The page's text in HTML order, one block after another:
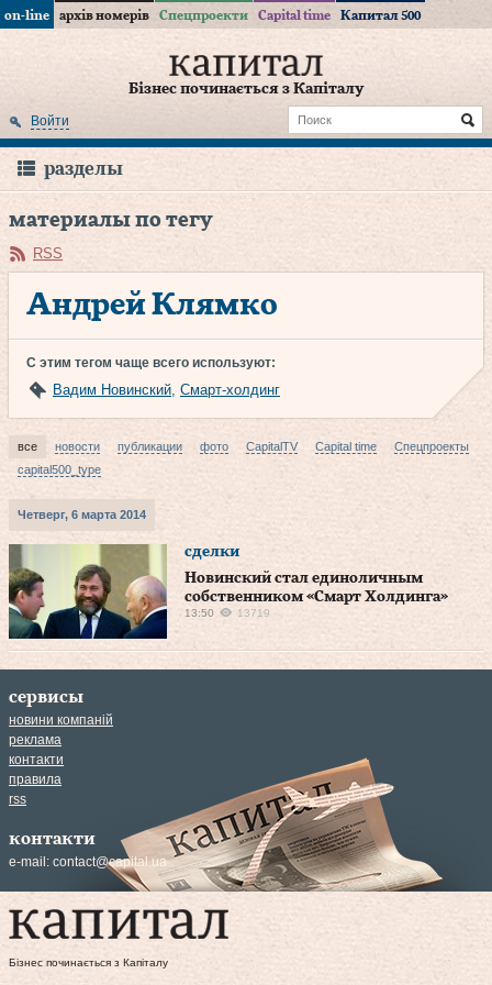
on-line архів номерів Спецпроекти Capital time Капитал 500
Бізнес починається з Капіталу
Войти
разделы
материалы по тегу
RSS
Андрей Клямко
С этим тегом чаще всего используют:
Вадим Новинский, Смарт-холдинг
все новости публикации фото CapitalTV Capital time
Спецпроекты
capital500_type
Четверг, 6 марта 2014
сделки
Новинский стал единоличным
собственником «Смарт Холдинга»
13:50 13719
сервисы
новини компаній
реклама
контакти
правила
rss
контакти
e-mail: contact@capital.ua
Бізнес починається з Капіталу